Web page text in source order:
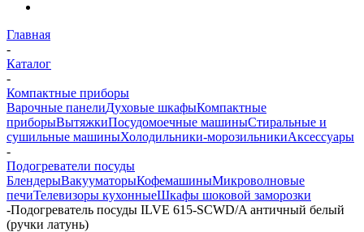
Главная
-
Каталог
-
Компактные приборы
Варочные панелиДуховые шкафыКомпактные
приборыВытяжкиПосудомоечные машиныСтиральные и
сушильные машиныХолодильники-морозильникиАксессуары
-
Подогреватели посуды
БлендерыВакууматорыКофемашиныМикроволновые
печиТелевизоры кухонныеШкафы шоковой заморозки
-Подогреватель посуды ILVE 615-SCWD/A античный белый
(ручки латунь)